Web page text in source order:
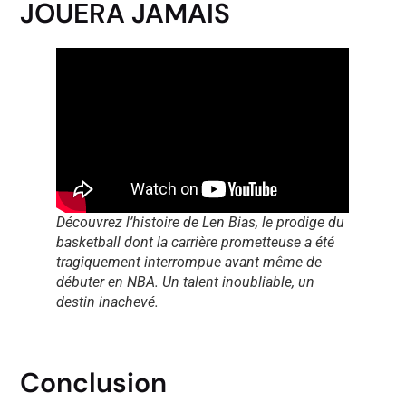
JOUERA JAMAIS
Découvrez l’histoire de Len Bias, le prodige du
basketball dont la carrière prometteuse a été
tragiquement interrompue avant même de
débuter en NBA. Un talent inoubliable, un
destin inachevé.
Conclusion